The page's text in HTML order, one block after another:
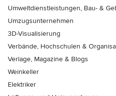
Umweltdienstleistungen, Bau- &
Umzugsunternehmen
3D-Visualisierung
Verbände, Hochschulen &
Verlage, Magazine & Blogs
Weinkeller
Elektriker